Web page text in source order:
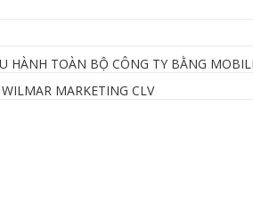
HÀNH TOÀN BỘ CÔNG TY BẰNG
MARKETING CLV